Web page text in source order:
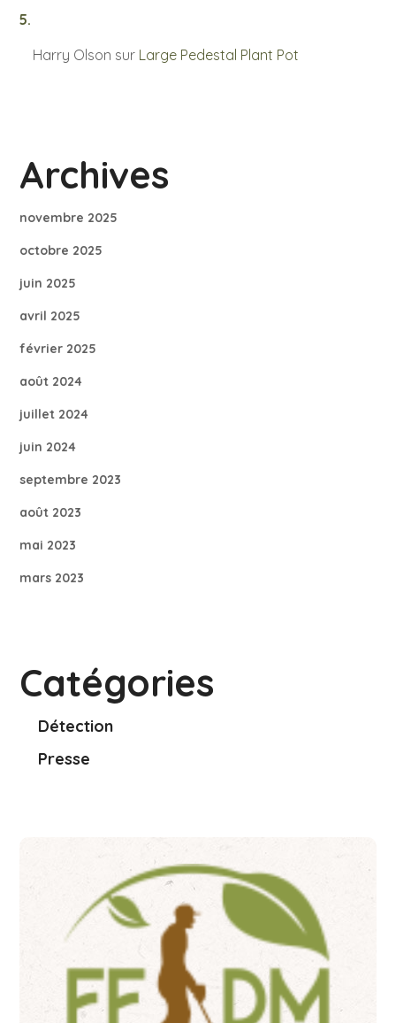
Harry Olson sur Large Pedestal Plant Pot
Archives
novembre 2025
octobre 2025
juin 2025
avril 2025
février 2025
août 2024
juillet 2024
juin 2024
septembre 2023
août 2023
mai 2023
mars 2023
Catégories
Détection
Presse